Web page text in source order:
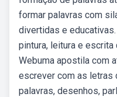
formar palavras com
divertidas e
pintura, leitura e
Webuma apostila com
escrever com as letras
palavras, desenhos,